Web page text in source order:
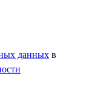
данных в